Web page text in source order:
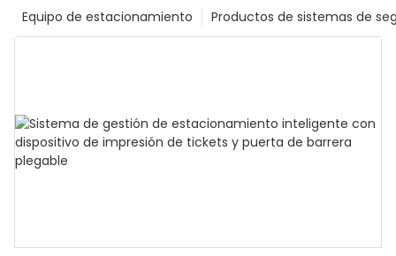
Productos de sistemas de
Equipo de estacionamiento